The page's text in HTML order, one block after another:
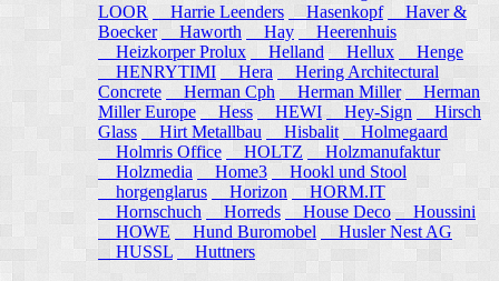
LOOR
Harrie Leenders Hasenkopf
Haver &
Boecker
Haworth Hay
Heerenhuis
Heizkorper Prolux
Helland Hellux
Henge
HENRYTIMI
Hera
Hering Architectural
Concrete
Herman Cph Herman Miller
Herman
Miller Europe
Hess HEWI Hey-Sign
Hirsch
Glass
Hirt Metallbau Hisbalit
Holmegaard
Holmris Office
HOLTZ
Holzmanufaktur
Holzmedia
Home3
Hookl und Stool
horgenglarus
Horizon
HORM.IT
Hornschuch
Horreds House Deco
Houssini
HOWE
Hund Buromobel
Husler Nest AG
HUSSL
Huttners